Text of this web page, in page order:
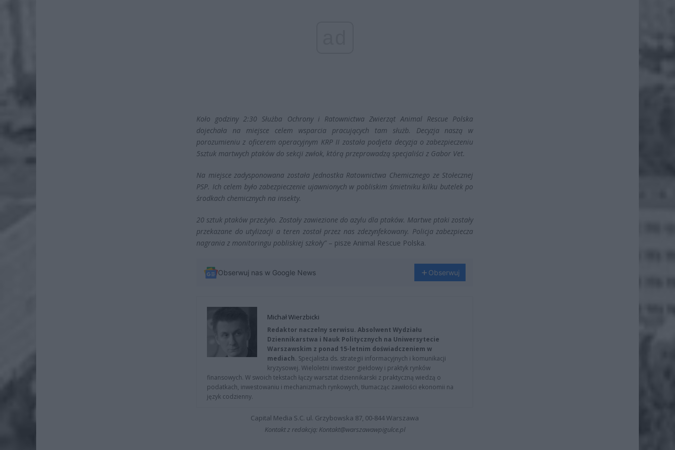
Koło godziny 2:30 Służba Ochrony i Ratownictwa Zwierząt Animal Rescue Polska
dojechała na miejsce celem wsparcia pracujących tam służb. Decyzja naszą w
porozumieniu z oficerem operacyjnym KRP II została podjeta decyzja o zabezpieczeniu
5sztuk martwych ptaków do sekcji zwłok, którą przeprowadzą specjaliści z Gabor Vet.
Na miejsce zadysponowana została Jednostka Ratownictwa Chemicznego ze Stołecznej
PSP. Ich celem było zabezpieczenie ujawnionych w pobliskim śmietniku kilku butelek po
środkach chemicznych na insekty.
20 sztuk ptaków przeżyło. Zostały zawiezione do azylu dla ptaków. Martwe ptaki zostały
przekazane do utylizacji a teren został przez nas zdezynfekowany. Policja zabezpiecza
nagrania z monitoringu pobliskiej szkoły”– pisze Animal Rescue Polska.
Obserwuj nas w Google News Obserwuj
Michał Wierzbicki
Redaktor naczelny serwisu. Absolwent Wydziału
Dziennikarstwa i Nauk Politycznych na Uniwersytecie
Warszawskim z ponad 15-letnim doświadczeniem w
mediach. Specjalista ds. strategii informacyjnych i komunikacji
kryzysowej. Wieloletni inwestor giełdowy i praktyk rynków
finansowych. W swoich tekstach łączy warsztat dziennikarski z praktyczną wiedzą o
podatkach, inwestowaniu i mechanizmach rynkowych, tłumacząc zawiłości ekonomii na
język codzienny.
Capital Media S.C. ul. Grzybowska 87, 00-844 Warszawa
Kontakt z redakcją: Kontakt@warszawawpigulce.pl